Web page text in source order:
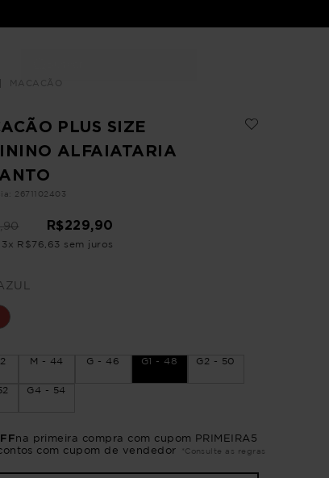
MACACÃO
PLUS SIZE
ALFAIATARIA
: 2671102403
,90 R$229,90
3x R$76 63 sem juros
M - 44 G - 46 G1 - 48 G2 - 50
G4 - 54
na primeira compra com cupom PRIMEIRA5
com cupom de vendedor
*Consulte as regras